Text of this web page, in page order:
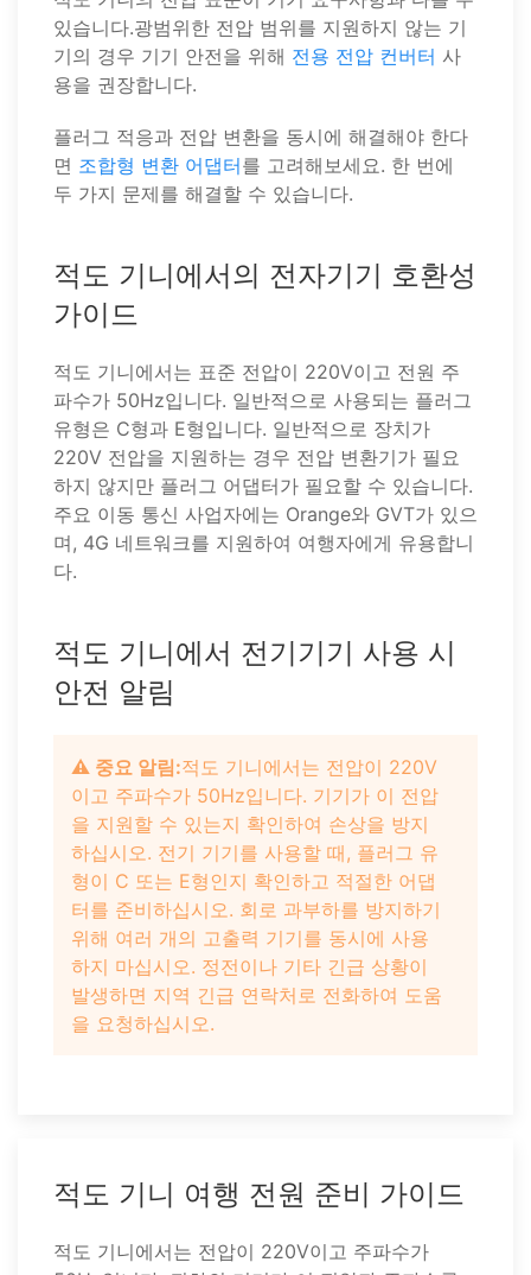
있습니다.광범위한 전압 범위를 지원하지 않는 기
기의 경우 기기 안전을 위해 전용 전압 컨버터 사
용을 권장합니다.
플러그 적응과 전압 변환을 동시에 해결해야 한다
면 조합형 변환 어댑터를 고려해보세요. 한 번에
두 가지 문제를 해결할 수 있습니다.
적도 기니에서의 전자기기 호환성
가이드
적도 기니에서는 표준 전압이 220V이고 전원 주
파수가 50Hz입니다. 일반적으로 사용되는 플러그
유형은 C형과 E형입니다. 일반적으로 장치가
220V 전압을 지원하는 경우 전압 변환기가 필요
하지 않지만 플러그 어댑터가 필요할 수 있습니다.
주요 이동 통신 사업자에는 Orange와 GVT가 있으
며, 4G 네트워크를 지원하여 여행자에게 유용합니
다.
적도 기니에서 전기기기 사용 시
안전 알림
⚠️ 중요 알림:적도 기니에서는 전압이 220V
이고 주파수가 50Hz입니다. 기기가 이 전압
을 지원할 수 있는지 확인하여 손상을 방지
하십시오. 전기 기기를 사용할 때, 플러그 유
형이 C 또는 E형인지 확인하고 적절한 어댑
터를 준비하십시오. 회로 과부하를 방지하기
위해 여러 개의 고출력 기기를 동시에 사용
하지 마십시오. 정전이나 기타 긴급 상황이
발생하면 지역 긴급 연락처로 전화하여 도움
을 요청하십시오.
적도 기니 여행 전원 준비 가이드
적도 기니에서는 전압이 220V이고 주파수가